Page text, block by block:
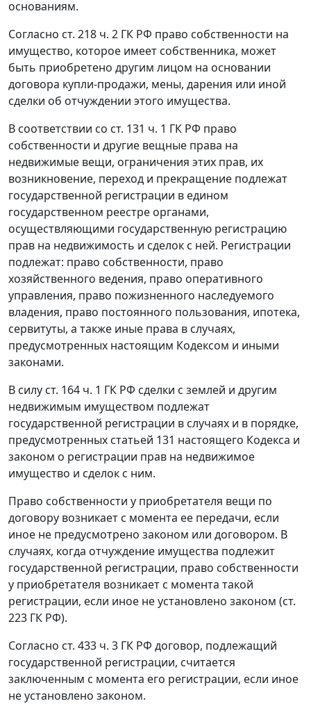
основаниям.
Согласно ст. 218 ч. 2 ГК РФ право собственности на
имущество, которое имеет собственника, может
быть приобретено другим лицом на основании
договора купли-продажи, мены, дарения или иной
сделки об отчуждении этого имущества.
В соответствии со ст. 131 ч. 1 ГК РФ право
собственности и другие вещные права на
недвижимые вещи, ограничения этих прав, их
возникновение, переход и прекращение подлежат
государственной регистрации в едином
государственном реестре органами,
осуществляющими государственную регистрацию
прав на недвижимость и сделок с ней. Регистрации
подлежат: право собственности, право
хозяйственного ведения, право оперативного
управления, право пожизненного наследуемого
владения, право постоянного пользования, ипотека,
сервитуты, а также иные права в случаях,
предусмотренных настоящим Кодексом и иными
законами.
В силу ст. 164 ч. 1 ГК РФ сделки с землей и другим
недвижимым имуществом подлежат
государственной регистрации в случаях и в порядке,
предусмотренных статьей 131 настоящего Кодекса и
законом о регистрации прав на недвижимое
имущество и сделок с ним.
Право собственности у приобретателя вещи по
договору возникает с момента ее передачи, если
иное не предусмотрено законом или договором. В
случаях, когда отчуждение имущества подлежит
государственной регистрации, право собственности
у приобретателя возникает с момента такой
регистрации, если иное не установлено законом (ст.
223 ГК РФ).
Согласно ст. 433 ч. 3 ГК РФ договор, подлежащий
государственной регистрации, считается
заключенным с момента его регистрации, если иное
не установлено законом.